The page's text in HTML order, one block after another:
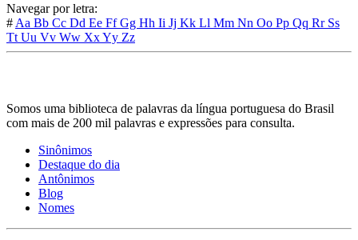
Navegar por letra:
# Aa Bb Cc Dd Ee FfGg Hh Ii Jj Kk Ll Mm Nn Oo Pp Qq Rr Ss
Tt Uu Vv Ww XxYy Zz
Somos uma biblioteca de palavras da língua portuguesa do Brasil
com mais de 200 mil palavras e expressões para consulta.
Sinônimos
Destaque do dia
Antônimos
Blog
Nomes